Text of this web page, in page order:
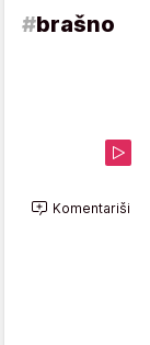
#brašno
Komentariši